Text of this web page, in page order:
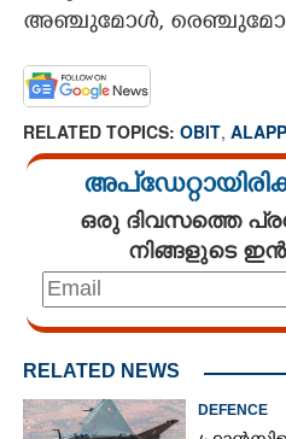
അഞ്ചുമോൾ,
RELATED TOPICS: OBIT,
ഒരു ദിവസത്തെ
നിങ്ങളുടെ
RELATED NEWS
DEFENCE